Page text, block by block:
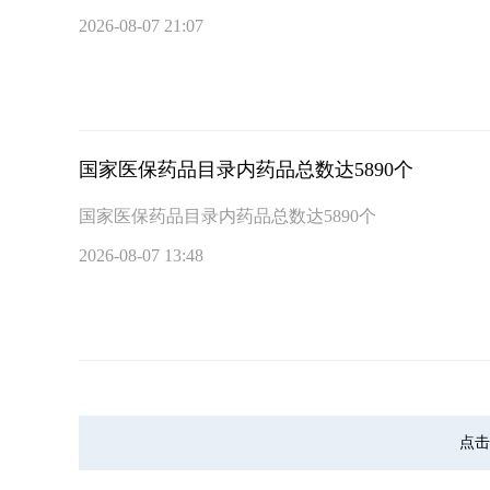
2026-08-07 21:07
国家医保药品目录内药品总数达5890个
国家医保药品目录内药品总数达5890个
2026-08-07 13:48
点